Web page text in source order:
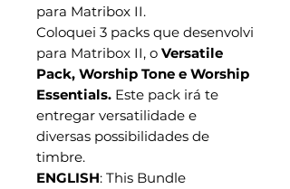
para Matribox II.
Coloquei 3 packs que desenvolvi
para Matribox II, o Versatile
Pack, Worship Tone e Worship
Essentials. Este pack irá te
entregar versatilidade e
diversas possibilidades de
timbre.
ENGLISH: This Bundle